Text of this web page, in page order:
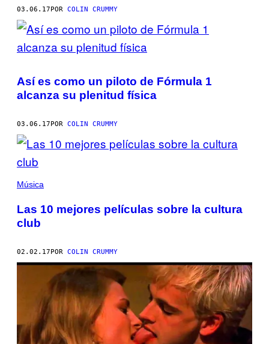
03.06.17POR COLIN CRUMMY
Así es como un piloto de Fórmula 1
alcanza su plenitud física
03.06.17POR COLIN CRUMMY
Música
Las 10 mejores películas sobre la cultura
club
02.02.17POR COLIN CRUMMY